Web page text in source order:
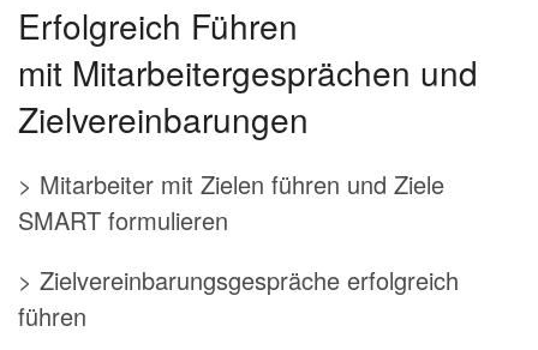
Erfolgreich Führen
mit Mitarbeitergesprächen und
Zielvereinbarungen
> Mitarbeiter mit Zielen führen und Ziele
SMART formulieren
> Zielvereinbarungsgespräche erfolgreich
führen